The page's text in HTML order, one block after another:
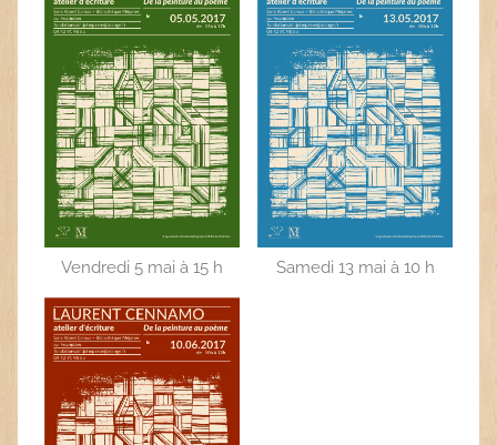
Vendredi 5 mai à 15 h Samedi 13 mai à 10 h